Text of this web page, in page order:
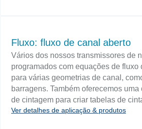
ar comprimido. Os medidores de
garantir a operação eficiente na
classificada e também são usados
vazamentos. A medição da vazão e a
do fluxo são vitais para operações
eficiência de combustão de
secadores é melhorada através da
Fluxo: fluxo de canal aberto
Vários dos nossos transmissores de
programados com equações de fluxo
para várias geometrias de canal,
barragens. Também oferecemos
de cintagem para criar tabelas de
para geometrias de canal aberto de
Ver detalhes de aplicação & produtos